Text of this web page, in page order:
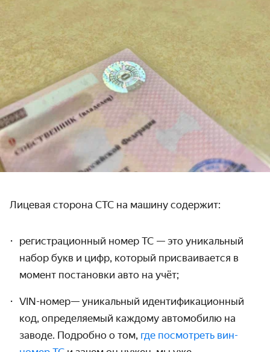
Лицевая сторона СТС на машину содержит:
регистрационный номер ТС — это уникальный
набор букв и цифр, который присваивается в
момент постановки авто на учёт;
VIN-номер— уникальный идентификационный
код, определяемый каждому автомобилю на
заводе. Подробно о том, где посмотреть вин-